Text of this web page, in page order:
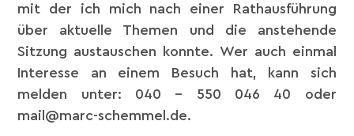
mit der ich mich nach einer Rathausführung
über aktuelle Themen und die anstehende
Sitzung austauschen konnte. Wer auch einmal
Interesse an einem Besuch hat, kann sich
melden unter: 040 – 550 046 40 oder
mail@marc-schemmel.de.